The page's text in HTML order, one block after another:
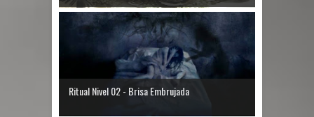
Ritual Nivel 02 - Brisa Embrujada